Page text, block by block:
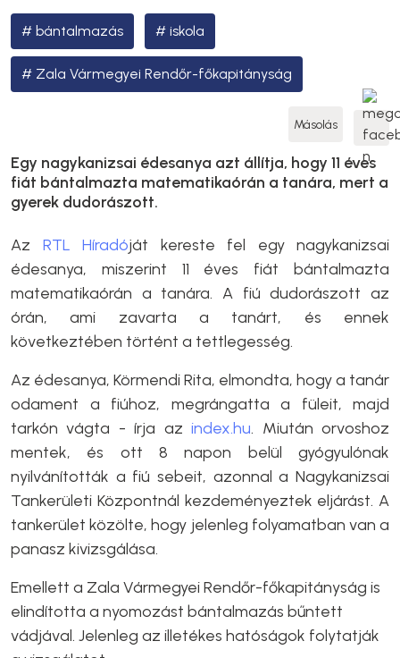
bántalmazás iskola
Zala Vármegyei Rendőr-főkapitányság
Másolás
Egy nagykanizsai édesanya azt állítja, hogy 11 éves
fiát bántalmazta matematikaórán a tanára, mert a
gyerek dudorászott.
Az RTL Híradóját kereste fel egy nagykanizsai
édesanya, miszerint 11 éves fiát bántalmazta
matematikaórán a tanára. A fiú dudorászott az
órán, ami zavarta a tanárt, és ennek
következtében történt a tettlegesség.
Az édesanya, Körmendi Rita, elmondta, hogy a tanár
odament a fiúhoz, megrángatta a füleit, majd
tarkón vágta - írja azindex.hu. Miután orvoshoz
mentek, és ott 8 napon belül gyógyulónak
nyilvánították a fiú sebeit, azonnal a Nagykanizsai
Tankerületi Központnál kezdeményeztek eljárást. A
tankerület közölte, hogy jelenleg folyamatban van a
panasz kivizsgálása.
Emellett a Zala Vármegyei Rendőr-főkapitányság is
elindította a nyomozást bántalmazás bűntett
vádjával. Jelenleg az illetékes hatóságok folytatják